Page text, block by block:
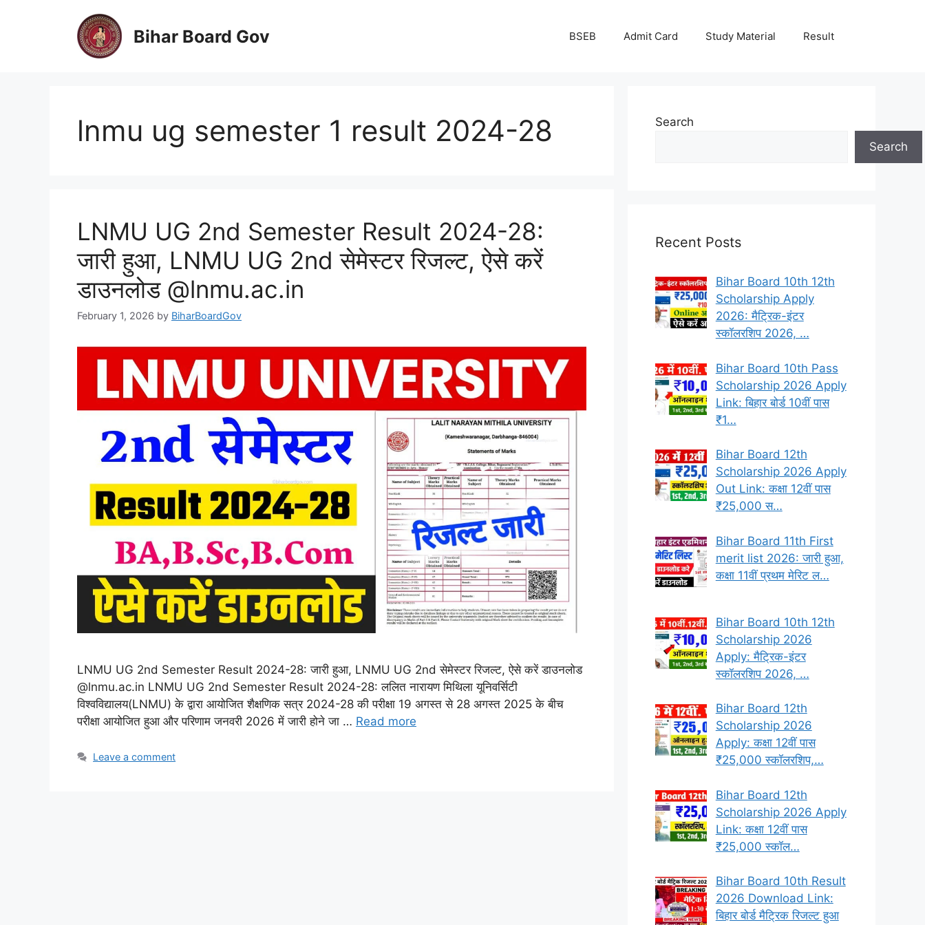
Bihar Board Gov BSEB Admit Card Study Material Result
lnmu ug semester 1 result 2024-28
LNMU UG 2nd Semester Result 2024-28:
जारी हुआ, LNMU UG 2nd सेमेस्टर रिजल्ट, ऐसे करें
डाउनलोड @lnmu.ac.in
February 1, 2026 by BiharBoardGov
LNMU UG 2nd Semester Result 2024-28: जारी हुआ, LNMU UG 2nd सेमेस्टर रिजल्ट, ऐसे करें डाउनलोड
@lnmu.ac.in LNMU UG 2nd Semester Result 2024-28: ललित नारायण मिथिला यूनिवर्सिटी
विश्वविद्यालय(LNMU) के द्वारा आयोजित शैक्षणिक सत्र 2024-28 की परीक्षा 19 अगस्त से 28 अगस्त 2025 के बीच
परीक्षा आयोजित हुआ और परिणाम जनवरी 2026 में जारी होने जा … Read more
Leave a comment
Search
Search
Recent Posts
Bihar Board 10th 12th
Scholarship Apply
2026: मैट्रिक-इंटर
स्कॉलरशिप 2026, …
Bihar Board 10th Pass
Scholarship 2026 Apply
Link: बिहार बोर्ड 10वीं पास
₹1…
Bihar Board 12th
Scholarship 2026 Apply
Out Link: कक्षा 12वीं पास
₹25,000 स…
Bihar Board 11th First
merit list 2026: जारी हुआ,
कक्षा 11वीं प्रथम मेरिट ल…
Bihar Board 10th 12th
Scholarship 2026
Apply: मैट्रिक-इंटर
स्कॉलरशिप 2026, …
Bihar Board 12th
Scholarship 2026
Apply: कक्षा 12वीं पास
₹25,000 स्कॉलरशिप,…
Bihar Board 12th
Scholarship 2026 Apply
Link: कक्षा 12वीं पास
₹25,000 स्कॉल…
Bihar Board 10th Result
2026 Download Link:
बिहार बोर्ड मैट्रिक रिजल्ट हुआ